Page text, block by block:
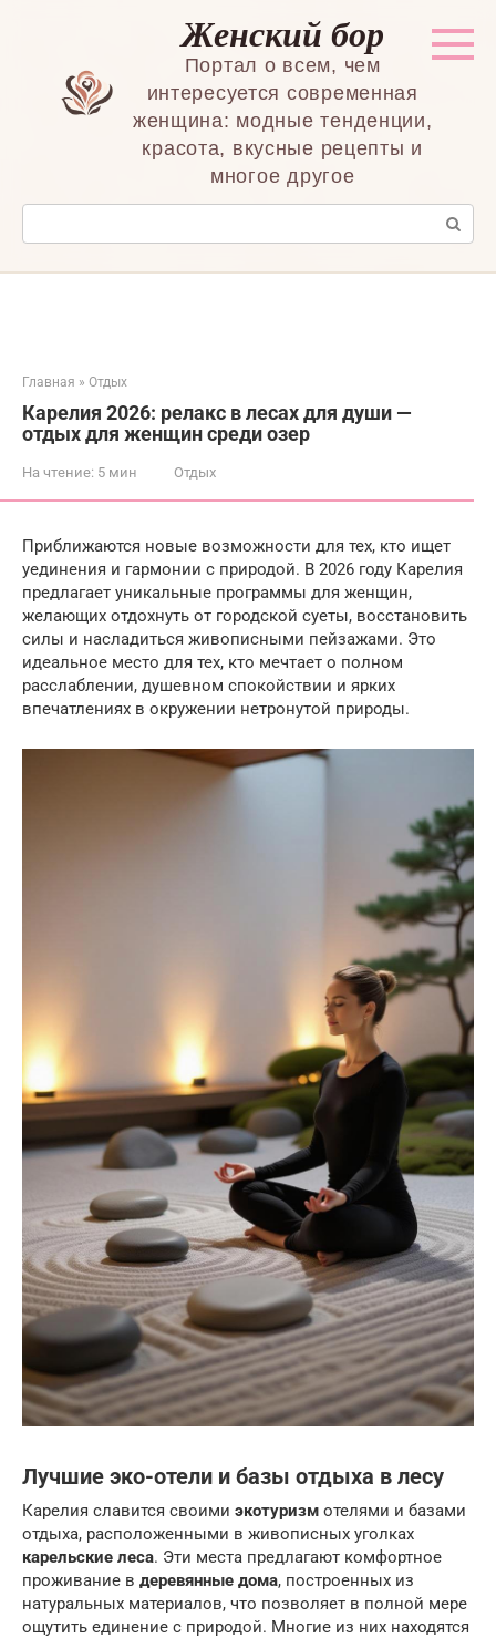
Женский бор
Портал о всем, чем
интересуется современная
женщина: модные тенденции,
красота, вкусные рецепты и
многое другое
Поиск:
Главная » Отдых
Карелия 2026: релакс в лесах для души —
отдых для женщин среди озер
На чтение: 5 мин Отдых
Приближаются новые возможности для тех, кто ищет
уединения и гармонии с природой. В 2026 году Карелия
предлагает уникальные программы для женщин,
желающих отдохнуть от городской суеты, восстановить
силы и насладиться живописными пейзажами. Это
идеальное место для тех, кто мечтает о полном
расслаблении, душевном спокойствии и ярких
впечатлениях в окружении нетронутой природы.
Лучшие эко-отели и базы отдыха в лесу
Карелия славится своими экотуризм отелями и базами
отдыха, расположенными в живописных уголках
карельские леса. Эти места предлагают комфортное
проживание в деревянные дома, построенных из
натуральных материалов, что позволяет в полной мере
ощутить единение с природой. Многие из них находятся